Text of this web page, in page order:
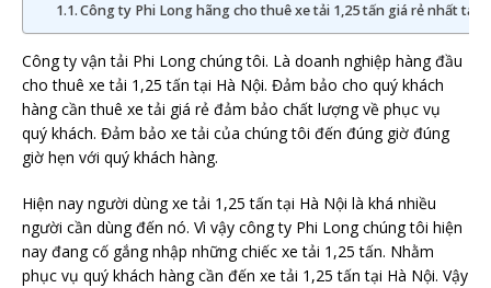
Công ty Phi Long hãng cho thuê xe tải 1,25 tấn giá rẻ nhất tại
Công ty vận tải Phi Long chúng tôi. Là doanh nghiệp hàng đầu
cho thuê xe tải 1,25 tấn tại Hà Nội. Đảm bảo cho quý khách
hàng cần thuê xe tải giá rẻ đảm bảo chất lượng về phục vụ
quý khách. Đảm bảo xe tải của chúng tôi đến đúng giờ đúng
giờ hẹn với quý khách hàng.
Hiện nay người dùng xe tải 1,25 tấn tại Hà Nội là khá nhiều
người cần dùng đến nó. Vì vậy công ty Phi Long chúng tôi hiện
nay đang cố gắng nhập những chiếc xe tải 1,25 tấn. Nhằm
phục vụ quý khách hàng cần đến xe tải 1,25 tấn tại Hà Nội. Vậy